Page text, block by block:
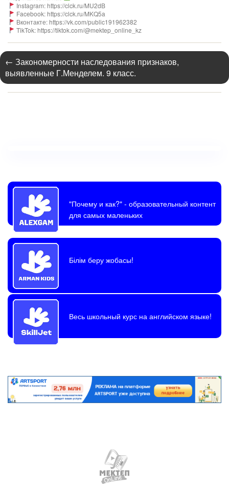
Instagram: https://clck.ru/MU2dB
Facebook: https://clck.ru/MKQ5a
Вконтакте: https://vk.com/public191962382
TikTok: https://tiktok.com/@mektep_online_kz
← Закономерности наследования признаков,
выявленные Г.Менделем. 9 класс.
"Почему и как?"- образовательный контент
для самых маленьких
Білім беру жобасы!
Весь школьный курс на английском языке!